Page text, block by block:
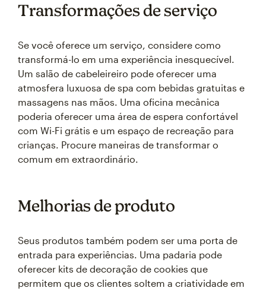
Transformações de serviço
Se você oferece um serviço, considere como
transformá-lo em uma experiência inesquecível.
Um salão de cabeleireiro pode oferecer uma
atmosfera luxuosa de spa com bebidas gratuitas e
massagens nas mãos. Uma oficina mecânica
poderia oferecer uma área de espera confortável
com Wi-Fi grátis e um espaço de recreação para
crianças. Procure maneiras de transformar o
comum em extraordinário.
Melhorias de produto
Seus produtos também podem ser uma porta de
entrada para experiências. Uma padaria pode
oferecer kits de decoração de cookies que
permitem que os clientes soltem a criatividade em